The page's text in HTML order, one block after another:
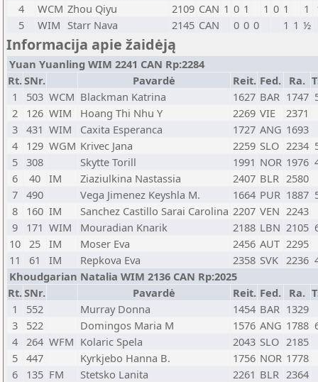
4
WCM Zhou Qiyu 2109 CAN 1 0 1 1 0 1 1
5
WIM Starr Nava 2145 CAN 0 0 0 1 1 ½
Informacija apie žaidėją
Yuan Yuanling WIM 2241 CAN Rp:2284
Rt.SNr. Pavardė Reit. Fed. Ra.
1
503 WCM Blackman Katrina 1627 BAR 1747
2
126 WIM Hoang Thi Nhu Y 2269 VIE
2371
3
431 WIM Caxita Esperanca 1727 ANG 1693
4
129 WGM Krivec Jana 2259 SLO 2234
5
308 Skytte Torill 1991 NOR 1976
6
40 IM Ziaziulkina Nastassia 2407 BLR 2580
7
490 Vega Jimenez Keyshla M. 1664 PUR 1887
8
160 IM Sanchez Castillo Sarai Carolina 2207 VEN 2243
9
171 WIM Mouradian Knarik 2188 LBN 2105
10
25 IM Moser Eva 2456 AUT 2295
11
61 IM Repkova Eva 2358 SVK 2236
Khoudgarian Natalia WIM 2136 CAN Rp:2025
Rt.SNr. Pavardė Reit. Fed. Ra.
1
552 Murray Donna 1454 BAR 1329
3
522 Domingos Maria M 1576 ANG 1788
4
264 WFM Kolaric Spela 2043 SLO 2185
5
447 Kyrkjebo Hanna B. 1756 NOR 1778
6
135 FM Stetsko Lanita 2261 BLR 2364